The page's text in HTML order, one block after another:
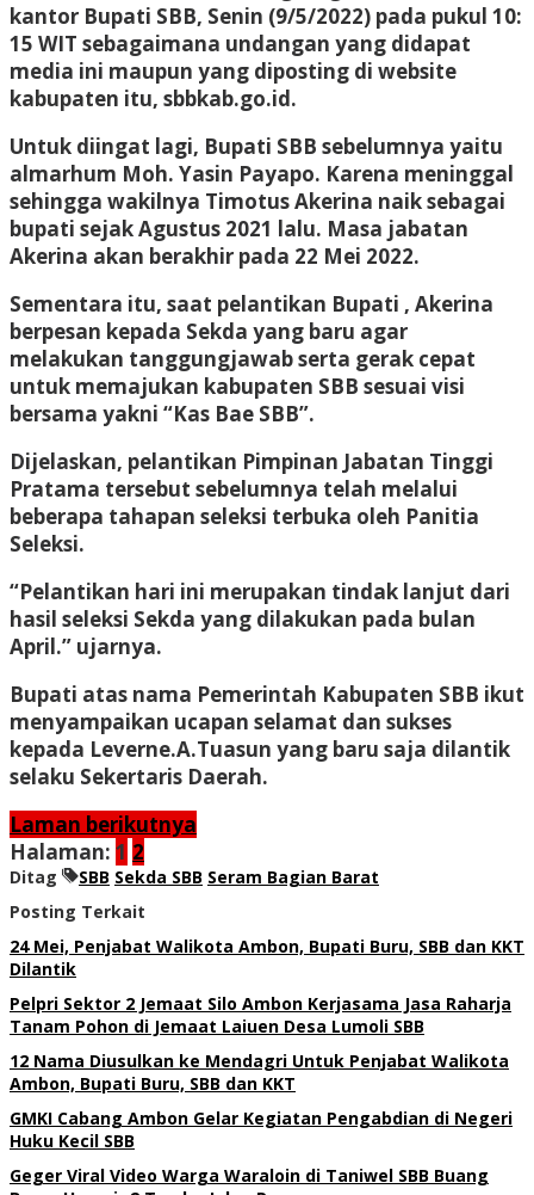
kantor Bupati SBB, Senin (9/5/2022) pada pukul 10:
15 WIT sebagaimana undangan yang didapat
media ini maupun yang diposting di website
kabupaten itu, sbbkab.go.id.
Untuk diingat lagi, Bupati SBB sebelumnya yaitu
almarhum Moh. Yasin Payapo. Karena meninggal
sehingga wakilnya Timotus Akerina naik sebagai
bupati sejak Agustus 2021 lalu. Masa jabatan
Akerina akan berakhir pada 22 Mei 2022.
Sementara itu, saat pelantikan Bupati , Akerina
berpesan kepada Sekda yang baru agar
melakukan tanggungjawab serta gerak cepat
untuk memajukan kabupaten SBB sesuai visi
bersama yakni “Kas Bae SBB”.
Dijelaskan, pelantikan Pimpinan Jabatan Tinggi
Pratama tersebut sebelumnya telah melalui
beberapa tahapan seleksi terbuka oleh Panitia
Seleksi.
“Pelantikan hari ini merupakan tindak lanjut dari
hasil seleksi Sekda yang dilakukan pada bulan
April.” ujarnya.
Bupati atas nama Pemerintah Kabupaten SBB ikut
menyampaikan ucapan selamat dan sukses
kepada Leverne.A.Tuasun yang baru saja dilantik
selaku Sekertaris Daerah.
Laman berikutnya
Halaman: 1 2
Ditag SBB Sekda SBB Seram Bagian Barat
Posting Terkait
24 Mei, Penjabat Walikota Ambon, Bupati Buru, SBB dan KKT
Dilantik
Pelpri Sektor 2 Jemaat Silo Ambon Kerjasama Jasa Raharja
Tanam Pohon di Jemaat Laiuen Desa Lumoli SBB
12 Nama Diusulkan ke Mendagri Untuk Penjabat Walikota
Ambon, Bupati Buru, SBB dan KKT
GMKI Cabang Ambon Gelar Kegiatan Pengabdian di Negeri
Huku Kecil SBB
Geger Viral Video Warga Waraloin di Taniwel SBB Buang